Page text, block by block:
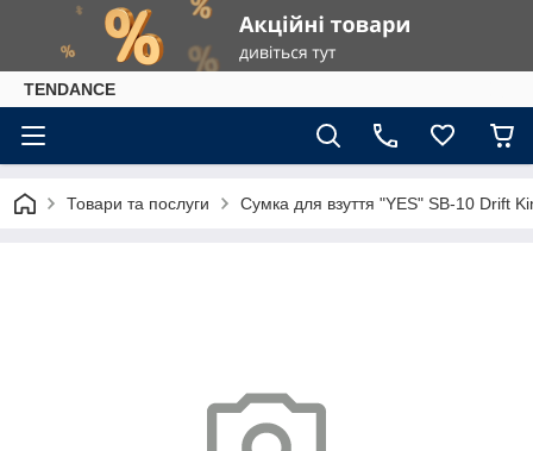
TENDANCE
Товари та послуги Сумка для взуття "YES" SB-10 Drift